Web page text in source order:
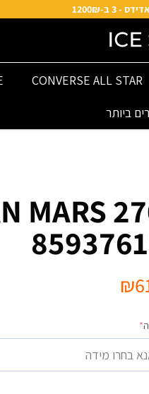
CONVERSE ALL STAR
ביותר
MARS
₪
*
בחרו מידה